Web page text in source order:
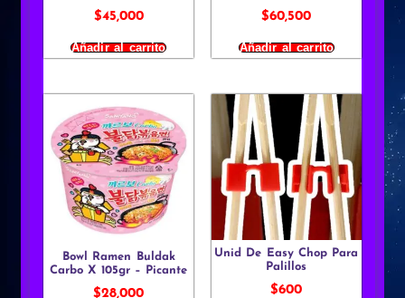
$45,000
Añadir al carrito
$60,500
Añadir al carrito
Bowl Ramen Buldak
Carbo X 105gr – Picante
$28,000
Unid De Easy Chop Para
Palillos
$600